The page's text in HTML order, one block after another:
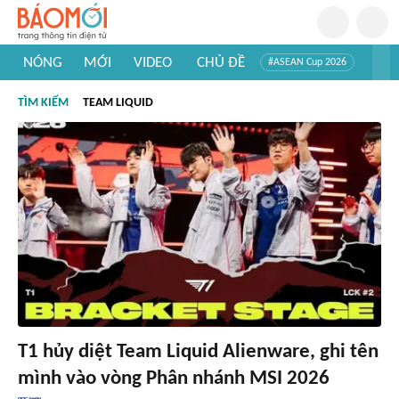
NÓNG MỚI VIDEO CHỦ ĐỀ #ASEAN Cup 2026
#Khám phá thế giới
TÌM KIẾM TEAM LIQUID
T1 hủy diệt Team Liquid Alienware, ghi tên
mình vào vòng Phân nhánh MSI 2026